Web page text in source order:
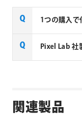
1つの購入で
1つのご注文に
Pixel Lab 社
関連製品